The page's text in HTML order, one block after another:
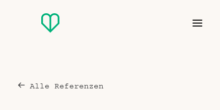
Alle Referenzen